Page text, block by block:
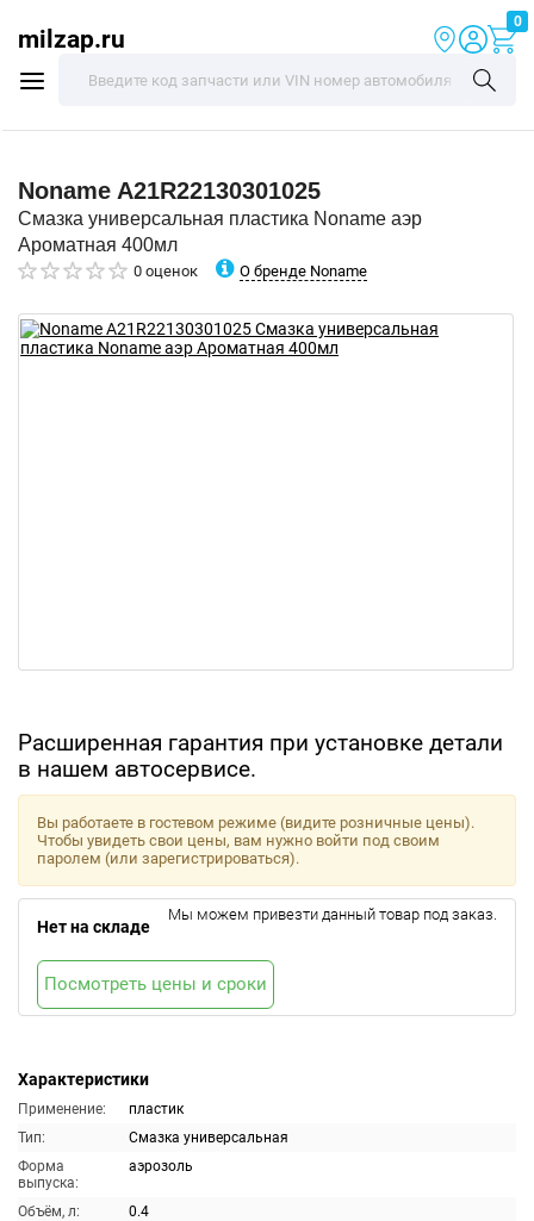
milzap.ru
0
Noname A21R22130301025
Смазка универсальная пластика Noname аэр
Ароматная 400мл
0 оценок О бренде Noname
Расширенная гарантия при установке детали
в нашем автосервисе.
Характеристики
Применение:
пластик
Тип:
Смазка универсальная
Форма
выпуска:
аэрозоль
Объём, л:
0.4
Вы работаете в гостевом режиме (видите розничные цены).
Чтобы увидеть свои цены, вам нужно войти под своим
паролем (или зарегистрироваться).
Нет на складе
Мы можем привезти данный товар под заказ.
Посмотреть цены и сроки